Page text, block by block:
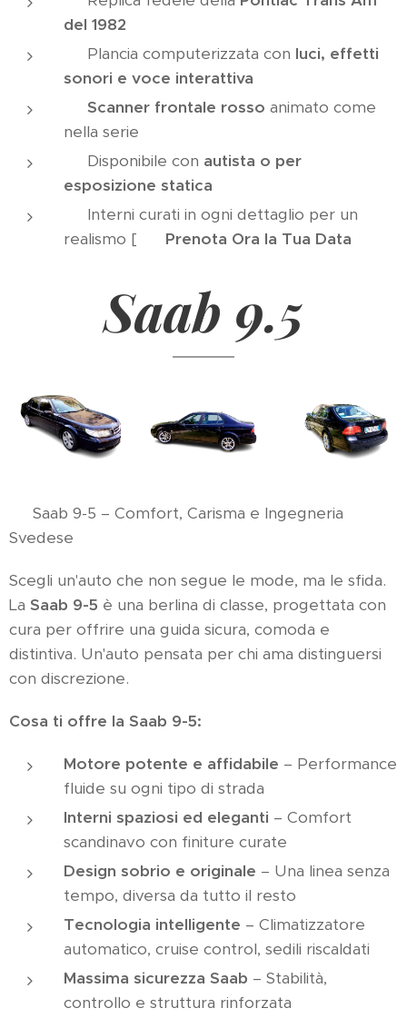
del 1982
✅ Plancia computerizzata con luci, effetti
sonori e voce interattiva
Scanner frontale rosso animato come
nella serie
✅ Disponibile con autista o per
esposizione statica
✅ Interni curati in ogni dettaglio per un
realismo [ 👉 Prenota Ora la Tua Data
Saab 9.5
🚗 Saab 9-5 – Comfort, Carisma e Ingegneria
Svedese
Scegli un'auto che non segue le mode, ma le sfida.
La Saab 9-5 è una berlina di classe, progettata con
cura per offrire una guida sicura, comoda e
distintiva. Un'auto pensata per chi ama distinguersi
con discrezione.
Cosa ti offre la Saab 9-5:
Motore potente e affidabile – Performance
fluide su ogni tipo di strada
Interni spaziosi ed eleganti – Comfort
scandinavo con finiture curate
Design sobrio e originale – Una linea senza
tempo, diversa da tutto il resto
Tecnologia intelligente – Climatizzatore
automatico, cruise control, sedili riscaldati
Massima sicurezza Saab – Stabilità,
controllo e struttura rinforzata